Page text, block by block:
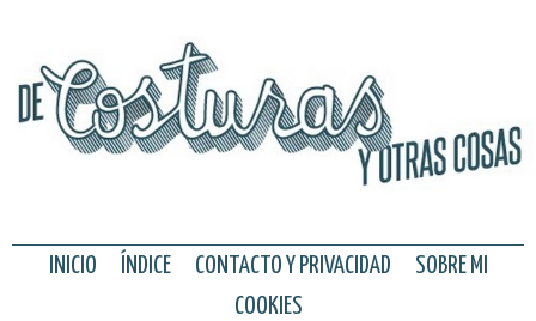
INICIO ÍNDICE CONTACTO Y PRIVACIDAD
SOBRE MI
COOKIES